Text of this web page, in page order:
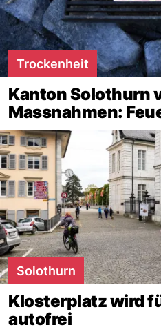
Trockenheit
Kanton Solothurn
Massnahmen:
Solothurn
Klosterplatz wird
autofrei